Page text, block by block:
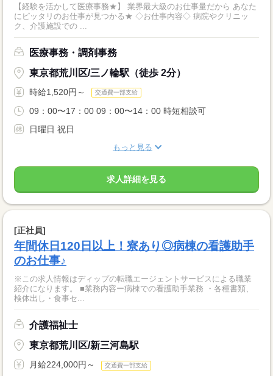
【経験を活かして医療事務★】 業界最大級のお仕事量だから あなた
にピッタリのお仕事が見つかる★ ◇お仕事内容◇ 病院やクリニッ
ク、介護施設での ...
医療事務・調剤事務
東京都荒川区/三ノ輪駅（徒歩 2分）
時給1,520円～ 交通費一部支給
09：00〜17：00 09：00〜14：00 時短相談可
日曜日 祝日
もっと見る
求人詳細を見る
[正社員]
年間休日120日以上！寮あり◎病棟の看護助手
のお仕事♪
※この求人情報はディップの転職エージェントサービスによる職業
紹介になります。 ■業務内容ー病棟での看護助手業務 ・各種書類、
検体出し・食事セ...
介護福祉士
東京都荒川区/新三河島駅
月給224,000円～ 交通費一部支給